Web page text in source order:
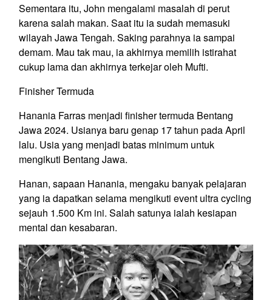
Sementara itu, John mengalami masalah di perut
karena salah makan. Saat itu ia sudah memasuki
wilayah Jawa Tengah. Saking parahnya ia sampai
demam. Mau tak mau, ia akhirnya memilih istirahat
cukup lama dan akhirnya terkejar oleh Mufti.
Finisher Termuda
Hanania Farras menjadi finisher termuda Bentang
Jawa 2024. Usianya baru genap 17 tahun pada April
lalu. Usia yang menjadi batas minimum untuk
mengikuti Bentang Jawa.
Hanan, sapaan Hanania, mengaku banyak pelajaran
yang ia dapatkan selama mengikuti event ultra cycling
sejauh 1.500 Km ini. Salah satunya ialah kesiapan
mental dan kesabaran.